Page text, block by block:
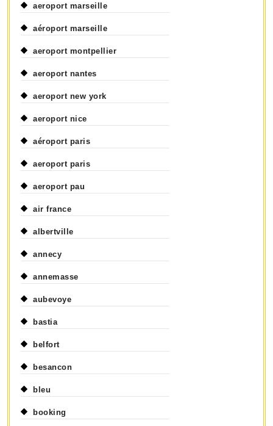
aeroport marseille
aéroport marseille
aeroport montpellier
aeroport nantes
aeroport new york
aeroport nice
aéroport paris
aeroport paris
aeroport pau
air france
albertville
annecy
annemasse
aubevoye
bastia
belfort
besancon
bleu
booking